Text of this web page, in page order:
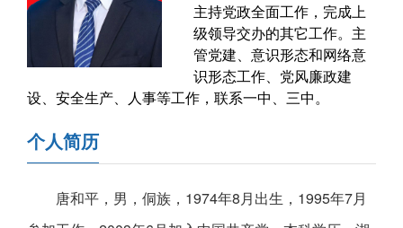
主持党政全面工作，完成上
级领导交办的其它工作。主
管党建、意识形态和网络意
识形态工作、党风廉政建
设、安全生产、人事等工作，联系一中、三中。
个人简历
唐和平，男，侗族，1974年8月出生，1995年7月